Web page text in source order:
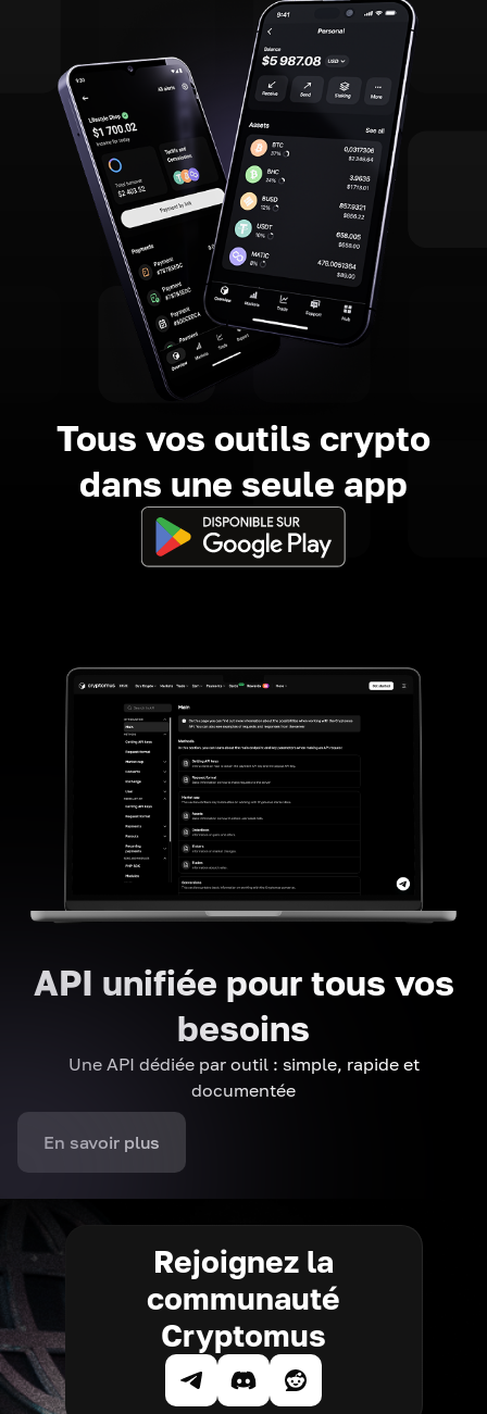
Tous vos outils crypto
dans une seule app
API unifiée pour tous vos
besoins
Une API dédiée par outil : simple, rapide et
documentée
En savoir plus
Rejoignez la
communauté
Cryptomus